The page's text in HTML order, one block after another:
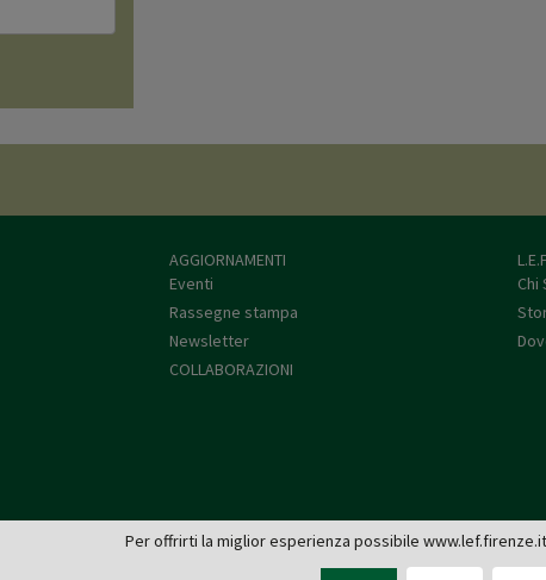
AGGIORNAMENTI
Eventi
Rassegne stampa
Newsletter
COLLABORAZIONI
Chi
L.E.F. - Via de' Pucci, 4 -
Tel: 055 579921 - Fax: 055 2399342 - C.F. e P.IVA
Per offrirti la miglior esperienza possibile